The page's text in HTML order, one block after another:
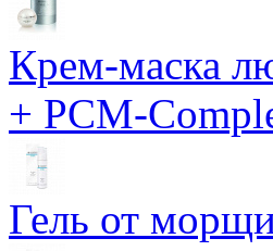
Крем-маска
+ PCM-
Гель от